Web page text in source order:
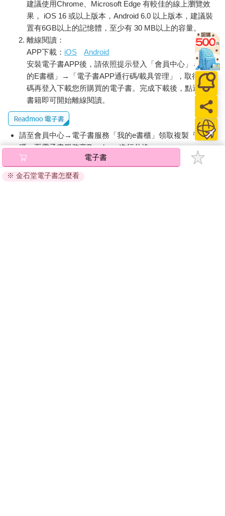
建議使用Chrome、Microsoft Edge 有較佳的線上瀏覽效
果， iOS 16 或以上版本，Android 6.0 以上版本，建議裝
置有6GB以上的記憶體，至少有 30 MB以上的容量。
離線閱讀：
APP下載： iOS
Android
安裝電子書APP後，請依照提示登入「會員中心」→「我
的E書櫃」→「電子書APP通行碼/載具管理」，取得通行
碼再登入下載您所購買的電子書。完成下載後，點選任一
書籍即可開始離線閱讀。
請至會員中心→電子書服務「我的e書櫃」領取複製『兌換
碼』至電子書服務商Readmoo進行兌換。
退換貨須知：
因版權保護，您在金石堂所購買的電子書僅能以金石堂專屬
電子書
※ 金石堂電子書怎麼看